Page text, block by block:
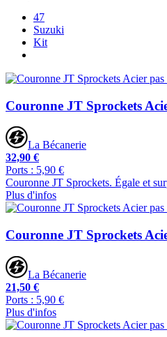
47
Suzuki
Kit
Couronne JT Sprockets
La Bécanerie
32,90 €
Ports : 5,90 €
Couronne JT Sprockets. Égale et
Plus d'infos
Couronne JT Sprockets
La Bécanerie
21,50 €
Ports : 5,90 €
Plus d'infos